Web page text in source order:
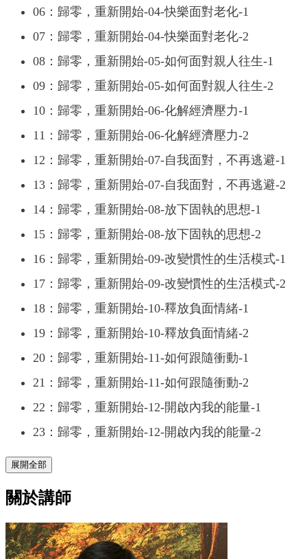
06：歸零，重新開始-04-快樂面對老化-1
07：歸零，重新開始-04-快樂面對老化-2
08：歸零，重新開始-05-如何面對親人往生-1
09：歸零，重新開始-05-如何面對親人往生-2
10：歸零，重新開始-06-化解經濟壓力-1
11：歸零，重新開始-06-化解經濟壓力-2
12：歸零，重新開始-07-自我面對，不再逃避-1
13：歸零，重新開始-07-自我面對，不再逃避-2
14：歸零，重新開始-08-放下固執的思想-1
15：歸零，重新開始-08-放下固執的思想-2
16：歸零，重新開始-09-改變慣性的生活模式-1
17：歸零，重新開始-09-改變慣性的生活模式-2
18：歸零，重新開始-10-釋放負面情緒-1
19：歸零，重新開始-10-釋放負面情緒-2
20：歸零，重新開始-11-如何跟隨衝動-1
21：歸零，重新開始-11-如何跟隨衝動-2
22：歸零，重新開始-12-開啟內我的能量-1
23：歸零，重新開始-12-開啟內我的能量-2
展開全部
關於講師